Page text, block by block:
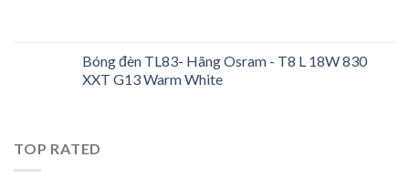
Bóng đèn TL83- Hãng Osram - T8 L 18W 830
XXT G13 Warm White
TOP RATED